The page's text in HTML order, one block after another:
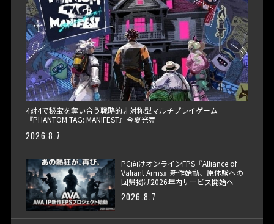
4対4で秘宝を奪い合う戦略的非対称型マルチプレイゲーム
『PHANTOM TAG: MANIFEST』今夏発売
2026.8.7
PC向けオンラインFPS『Alliance of
Valiant Arms』新作始動、原体験への
回帰掲げ2026年内サービス開始へ
2026.8.7